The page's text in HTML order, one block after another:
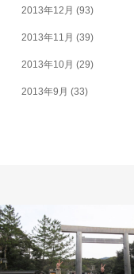
2013年12月 (93)
2013年11月 (39)
2013年10月 (29)
2013年9月 (33)